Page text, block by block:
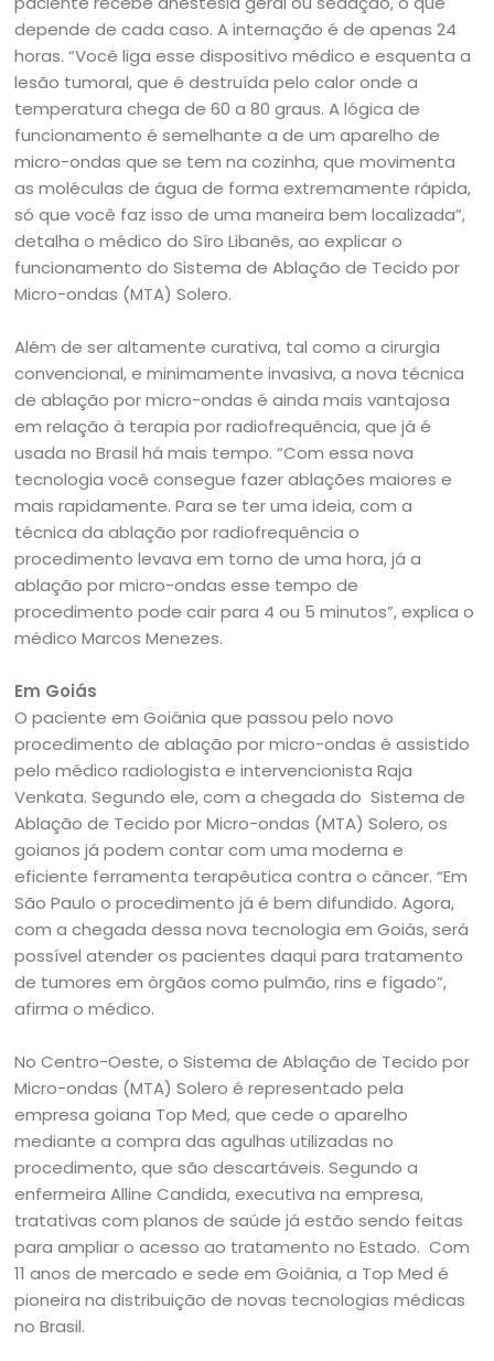
depende de cada caso. A internação é de apenas 24
horas. “Você liga esse dispositivo médico e esquenta a
lesão tumoral, que é destruída pelo calor onde a
temperatura chega de 60 a 80 graus. A lógica de
funcionamento é semelhante a de um aparelho de
micro-ondas que se tem na cozinha, que movimenta
as moléculas de água de forma extremamente rápida,
só que você faz isso de uma maneira bem localizada”,
detalha o médico do Síro Libanês, ao explicar o
funcionamento do Sistema de Ablação de Tecido por
Micro-ondas (MTA) Solero.
Além de ser altamente curativa, tal como a cirurgia
convencional, e minimamente invasiva, a nova técnica
de ablação por micro-ondas é ainda mais vantajosa
em relação à terapia por radiofrequência, que já é
usada no Brasil há mais tempo. “Com essa nova
tecnologia você consegue fazer ablações maiores e
mais rapidamente. Para se ter uma ideia, com a
técnica da ablação por radiofrequência o
procedimento levava em torno de uma hora, já a
ablação por micro-ondas esse tempo de
procedimento pode cair para 4 ou 5 minutos”, explica o
médico Marcos Menezes.
Em Goiás
O paciente em Goiânia que passou pelo novo
procedimento de ablação por micro-ondas é assistido
pelo médico radiologista e intervencionista Raja
Venkata. Segundo ele, com a chegada do Sistema de
Ablação de Tecido por Micro-ondas (MTA) Solero, os
goianos já podem contar com uma moderna e
eficiente ferramenta terapêutica contra o câncer. “Em
São Paulo o procedimento já é bem difundido. Agora,
com a chegada dessa nova tecnologia em Goiás, será
possível atender os pacientes daqui para tratamento
de tumores em órgãos como pulmão, rins e fígado”,
afirma o médico.
No Centro-Oeste, o Sistema de Ablação de Tecido por
Micro-ondas (MTA) Solero é representado pela
empresa goiana Top Med, que cede o aparelho
mediante a compra das agulhas utilizadas no
procedimento, que são descartáveis. Segundo a
enfermeira Alline Candida, executiva na empresa,
tratativas com planos de saúde já estão sendo feitas
para ampliar o acesso ao tratamento no Estado. Com
11 anos de mercado e sede em Goiânia, a Top Med é
pioneira na distribuição de novas tecnologias médicas
no Brasil.